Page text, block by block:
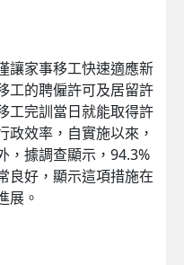
家事移工快速適應新
工的聘僱許可及居留許
工完訓當日就能取得許
政效率，自實施以來，
，據調查顯示，94.3%
良好，顯示這項措施在
展。